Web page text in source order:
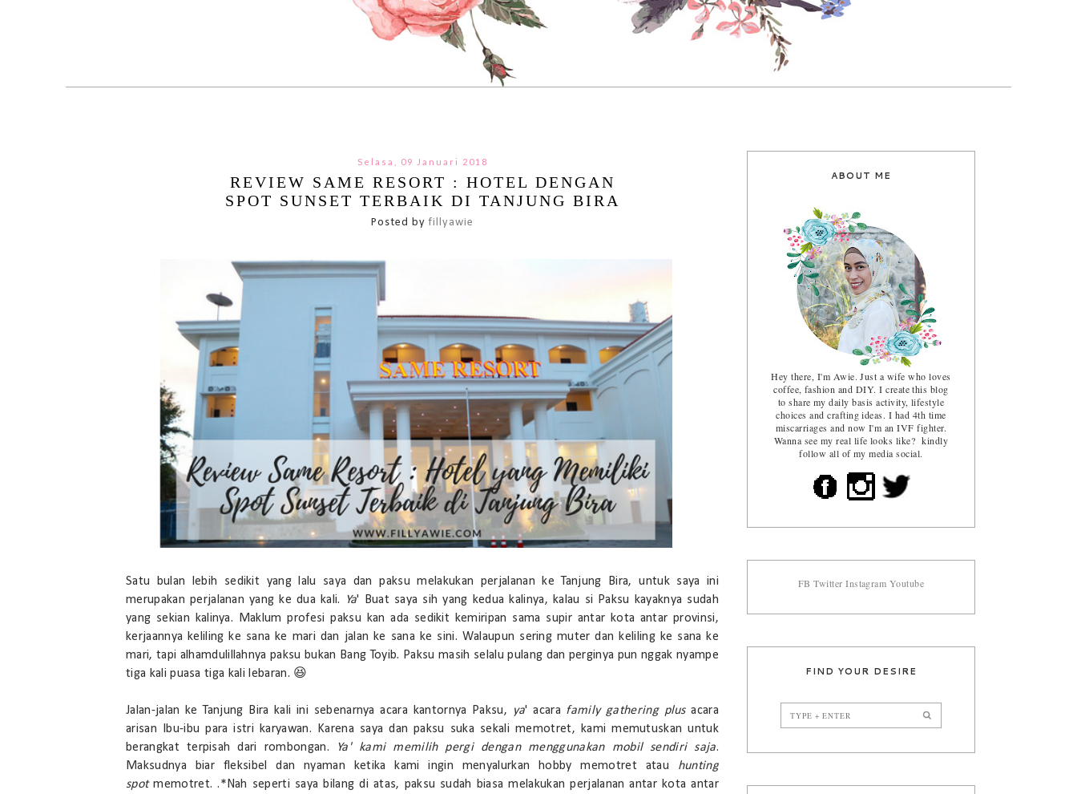
Selasa, 09 Januari 2018
REVIEW SAME RESORT : HOTEL DENGAN
SPOT SUNSET TERBAIK DI TANJUNG BIRA
Posted byfillyawie
Satu bulan lebih sedikit yang lalu saya dan paksu melakukan perjalanan ke Tanjung Bira, untuk saya ini
merupakan perjalanan yang ke dua kali.
Ya' Buat saya sih yang kedua kalinya, kalau si Paksu kayaknya sudah
yang sekian kalinya. Maklum profesi paksu kan ada sedikit kemiripan sama supir antar kota antar provinsi,
kerjaannya keliling ke sana ke mari dan jalan ke sana ke sini. Walaupun sering muter dan keliling ke sana ke
mari, tapi alhamdulillahnya paksu bukan Bang Toyib. Paksu masih selalu pulang dan perginya pun nggak nyampe
tiga kali puasa tiga kali lebaran. 😆
Jalan-jalan ke Tanjung Bira kali ini sebenarnya acara kantornya Paksu, ya' acara family gathering plusacara
arisan Ibu-ibu para istri karyawan. Karena saya dan paksu suka sekali memotret, kami memutuskan untuk
berangkat terpisah dari rombongan.
Ya' kami memilih pergi dengan menggunakan mobil sendiri saja.
Maksudnya biar fleksibel dan nyaman ketika kami ingin menyalurkan hobby memotret atau hunting
spotmemotret. .*Nah seperti saya bilang di atas, paksu sudah biasa melakukan perjalanan antar kota antar
ABOUT ME
Hey there, I'm Awie. Just a wife who loves
coffee, fashion and DIY. I create this blog
to share my daily basis activity, lifestyle
choices and crafting ideas. I had 4th time
miscarriages and now I'm an IVF fighter.
Wanna see my real life looks like? kindly
follow all of my media social.
FB Twitter Instagram Youtube
FIND YOUR DESIRE